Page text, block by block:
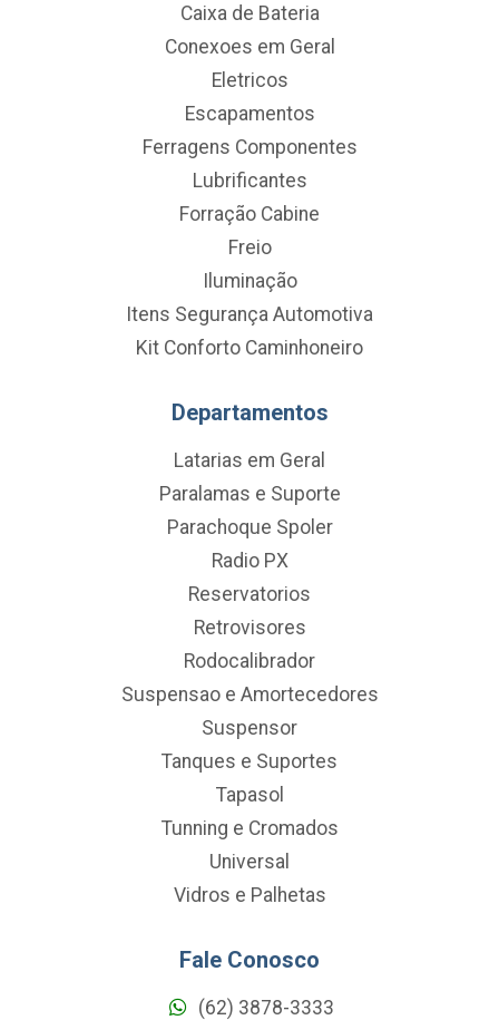
Caixa de Bateria
Conexoes em Geral
Eletricos
Escapamentos
Ferragens Componentes
Lubrificantes
Forração Cabine
Freio
Iluminação
Itens Segurança Automotiva
Kit Conforto Caminhoneiro
Departamentos
Latarias em Geral
Paralamas e Suporte
Parachoque Spoler
Radio PX
Reservatorios
Retrovisores
Rodocalibrador
Suspensao e Amortecedores
Suspensor
Tanques e Suportes
Tapasol
Tunning e Cromados
Universal
Vidros e Palhetas
Fale Conosco
(62) 3878-3333